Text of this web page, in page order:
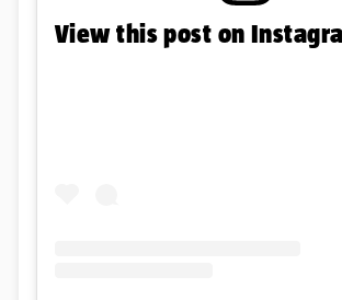
View this post on